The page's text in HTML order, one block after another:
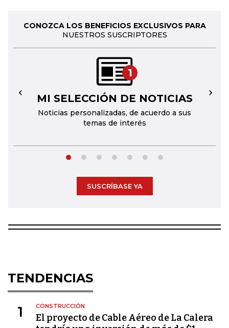
CONOZCA LOS BENEFICIOS EXCLUSIVOS PARA
NUESTROS SUSCRIPTORES
1
MI SELECCIÓN DE NOTICIAS
Noticias personalizadas, de acuerdo a sus
temas de interés
← →
SUSCRÍBASE YA
TENDENCIAS
1 CONSTRUCCIÓN
El proyecto de Cable Aéreo de La Calera